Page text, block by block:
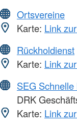
Ortsvereine
Karte: Link
Rückholdienst
Karte: Link
SEG
DRK
Karte: Link